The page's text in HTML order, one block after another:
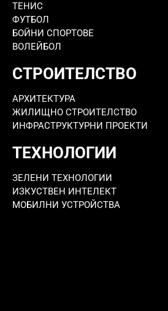
ТЕНИС
ФУТБОЛ
БОЙНИ СПОРТОВЕ
ВОЛЕЙБОЛ
СТРОИТЕЛСТВО
АРХИТЕКТУРА
ЖИЛИЩНО СТРОИТЕЛСТВО
ИНФРАСТРУКТУРНИ ПРОЕКТИ
ТЕХНОЛОГИИ
ЗЕЛЕНИ ТЕХНОЛОГИИ
ИЗКУСТВЕН ИНТЕЛЕКТ
МОБИЛНИ УСТРОЙСТВА